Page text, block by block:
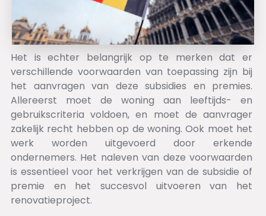
Het is echter belangrijk op te merken dat er
verschillende voorwaarden van toepassing zijn bij
het aanvragen van deze subsidies en premies.
Allereerst moet de woning aan leeftijds- en
gebruikscriteria voldoen, en moet de aanvrager
zakelijk recht hebben op de woning. Ook moet het
werk worden uitgevoerd door erkende
ondernemers. Het naleven van deze voorwaarden
is essentieel voor het verkrijgen van de subsidie of
premie en het succesvol uitvoeren van het
renovatieproject.